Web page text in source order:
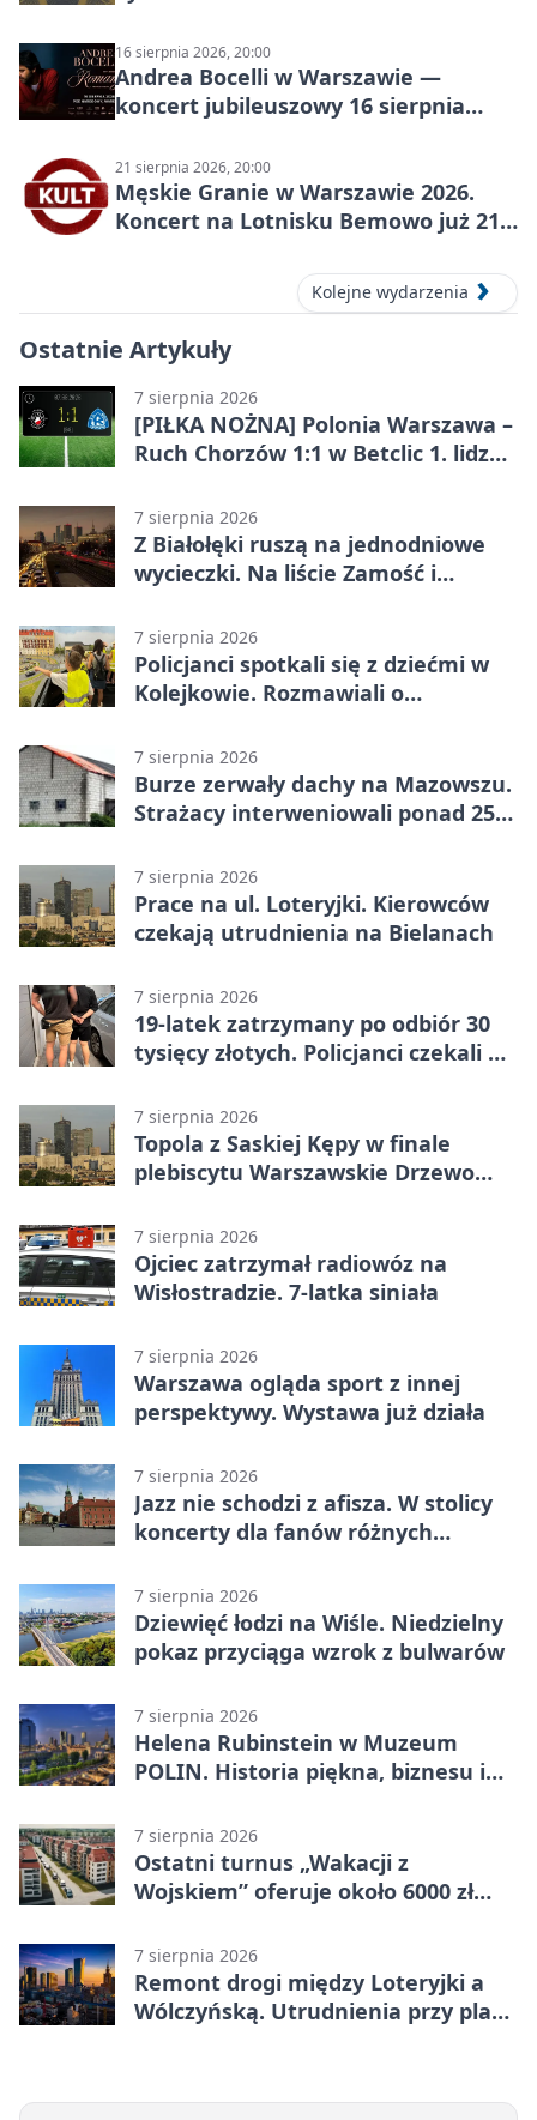
16 sierpnia 2026, 20:00
Andrea Bocelli w Warszawie —
koncert jubileuszowy 16 sierpnia
21 sierpnia 2026, 20:00
Męskie Granie w Warszawie 2026.
Koncert na Lotnisku Bemowo już 21
Kolejne wydarzenia
Ostatnie Artykuły
7 sierpnia 2026
[PIŁKA NOŻNA] Polonia Warszawa –
Ruch Chorzów 1:1 w Betclic 1. lidze.
7 sierpnia 2026
Z Białołęki ruszą na jednodniowe
wycieczki. Na liście Zamość i
7 sierpnia 2026
Policjanci spotkali się z dziećmi w
Kolejkowie. Rozmawiali o
7 sierpnia 2026
Burze zerwały dachy na Mazowszu.
Strażacy interweniowali ponad 250
7 sierpnia 2026
Prace na ul. Loteryjki. Kierowców
czekają utrudnienia na Bielanach
7 sierpnia 2026
19-latek zatrzymany po odbiór 30
tysięcy złotych. Policjanci czekali w
7 sierpnia 2026
Topola z Saskiej Kępy w finale
plebiscytu Warszawskie Drzewo
7 sierpnia 2026
Ojciec zatrzymał radiowóz na
Wisłostradzie. 7-latka siniała
7 sierpnia 2026
Warszawa ogląda sport z innej
perspektywy. Wystawa już działa
7 sierpnia 2026
Jazz nie schodzi z afisza. W stolicy
koncerty dla fanów różnych
7 sierpnia 2026
Dziewięć łodzi na Wiśle. Niedzielny
pokaz przyciąga wzrok z bulwarów
7 sierpnia 2026
Helena Rubinstein w Muzeum
POLIN. Historia piękna, biznesu i
7 sierpnia 2026
Ostatni turnus „Wakacji z
Wojskiem” oferuje około 6000 zł
7 sierpnia 2026
Remont drogi między Loteryjki a
Wólczyńską. Utrudnienia przy placu